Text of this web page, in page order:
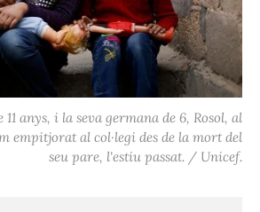
anys, i la seva germana de 6, Rosol, al
empitjorat al col·legi des de la mort del
seu pare, l'estiu passat. / Unicef.